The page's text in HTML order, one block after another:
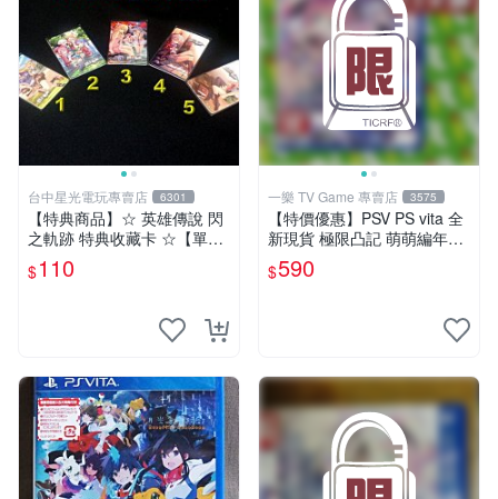
台中星光電玩專賣店 6301
【特典商品】☆ 英雄傳說 閃
之軌跡 特典收藏卡 ☆【單張
販售 可挑款】台中星光電玩
$110
一樂 TV Game 專賣店 3575
【特價優惠】PSV PS vita 全
新現貨 極限凸記 萌萌編年史
亞日版 日文版【台中一樂電
玩】
$590